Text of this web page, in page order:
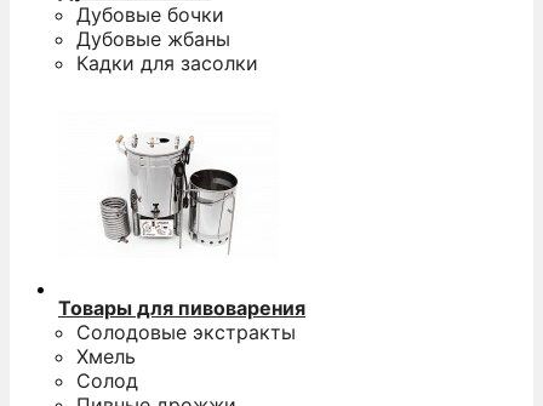
Дубовые бочки
Дубовые жбаны
Кадки для засолки
Товары для пивоварения
Солодовые экстракты
Хмель
Солод